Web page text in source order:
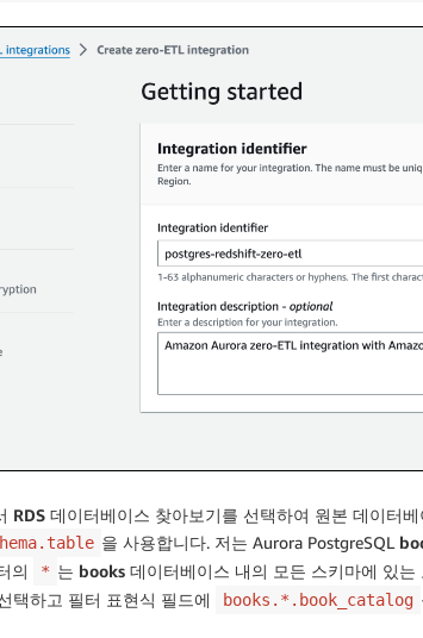
RDS 데이터베이스 찾아보기를 선택하여 원본 데이터
을 사용합니다. 저는 Aurora PostgreSQL
의
* 는 books 데이터베이스 내의 모든 스키마에 있는
택하고 필터 표현식 필드에 books.*.book_catalog